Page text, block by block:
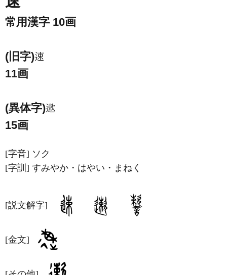
常用漢字 10画
(旧字)
11画
(異体字)
15画
[字音] ソク
[字訓] すみやか・はやい・まねく
[説文解字]
[金文]